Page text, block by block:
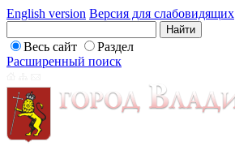
English version Версия для слабовидящих
Весь сайт
Раздел
Расширенный поиск